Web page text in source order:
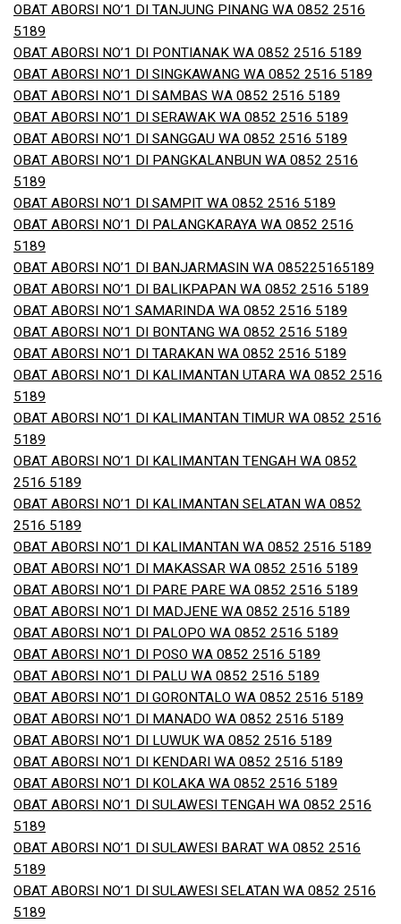
OBAT ABORSI NO’1 DI TANJUNG PINANG WA 0852 2516
5189
OBAT ABORSI NO’1 DI PONTIANAK WA 0852 2516 5189
OBAT ABORSI NO’1 DI SINGKAWANG WA 0852 2516 5189
OBAT ABORSI NO’1 DI SAMBAS WA 0852 2516 5189
OBAT ABORSI NO’1 DI SERAWAK WA 0852 2516 5189
OBAT ABORSI NO’1 DI SANGGAU WA 0852 2516 5189
OBAT ABORSI NO’1 DI PANGKALANBUN WA 0852 2516
5189
OBAT ABORSI NO’1 DI SAMPIT WA 0852 2516 5189
OBAT ABORSI NO’1 DI PALANGKARAYA WA 0852 2516
5189
OBAT ABORSI NO’1 DI BANJARMASIN WA 085225165189
OBAT ABORSI NO’1 DI BALIKPAPAN WA 0852 2516 5189
OBAT ABORSI NO’1 SAMARINDA WA 0852 2516 5189
OBAT ABORSI NO’1 DI BONTANG WA 0852 2516 5189
OBAT ABORSI NO’1 DI TARAKAN WA 0852 2516 5189
OBAT ABORSI NO’1 DI KALIMANTAN UTARA WA 0852 2516
5189
OBAT ABORSI NO’1 DI KALIMANTAN TIMUR WA 0852 2516
5189
OBAT ABORSI NO’1 DI KALIMANTAN TENGAH WA 0852
2516 5189
OBAT ABORSI NO’1 DI KALIMANTAN SELATAN WA 0852
2516 5189
OBAT ABORSI NO’1 DI KALIMANTAN WA 0852 2516 5189
OBAT ABORSI NO’1 DI MAKASSAR WA 0852 2516 5189
OBAT ABORSI NO’1 DI PARE PARE WA 0852 2516 5189
OBAT ABORSI NO’1 DI MADJENE WA 0852 2516 5189
OBAT ABORSI NO’1 DI PALOPO WA 0852 2516 5189
OBAT ABORSI NO’1 DI POSO WA 0852 2516 5189
OBAT ABORSI NO’1 DI PALU WA 0852 2516 5189
OBAT ABORSI NO’1 DI GORONTALO WA 0852 2516 5189
OBAT ABORSI NO’1 DI MANADO WA 0852 2516 5189
OBAT ABORSI NO’1 DI LUWUK WA 0852 2516 5189
OBAT ABORSI NO’1 DI KENDARI WA 0852 2516 5189
OBAT ABORSI NO’1 DI KOLAKA WA 0852 2516 5189
OBAT ABORSI NO’1 DI SULAWESI TENGAH WA 0852 2516
5189
OBAT ABORSI NO’1 DI SULAWESI BARAT WA 0852 2516
5189
OBAT ABORSI NO’1 DI SULAWESI SELATAN WA 0852 2516
5189